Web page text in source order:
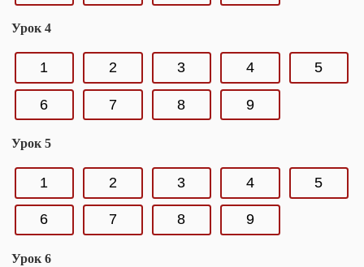
Урок 4
1 2 3 4 5
6 7 8 9
Урок 5
1 2 3 4 5
6 7 8 9
Урок 6